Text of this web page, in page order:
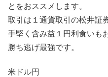
とをおススメします。
取引は１通貨取引の松井証
手堅く含み益１円利食いも
勝ち逃げ最強です。
米ドル円